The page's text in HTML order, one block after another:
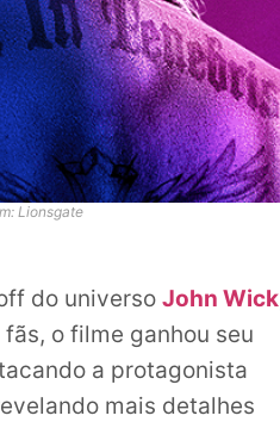
Lionsgate
do universo John Wick
o filme ganhou seu
a protagonista
mais detalhes